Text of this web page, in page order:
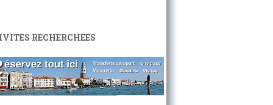
RECHERCHEES